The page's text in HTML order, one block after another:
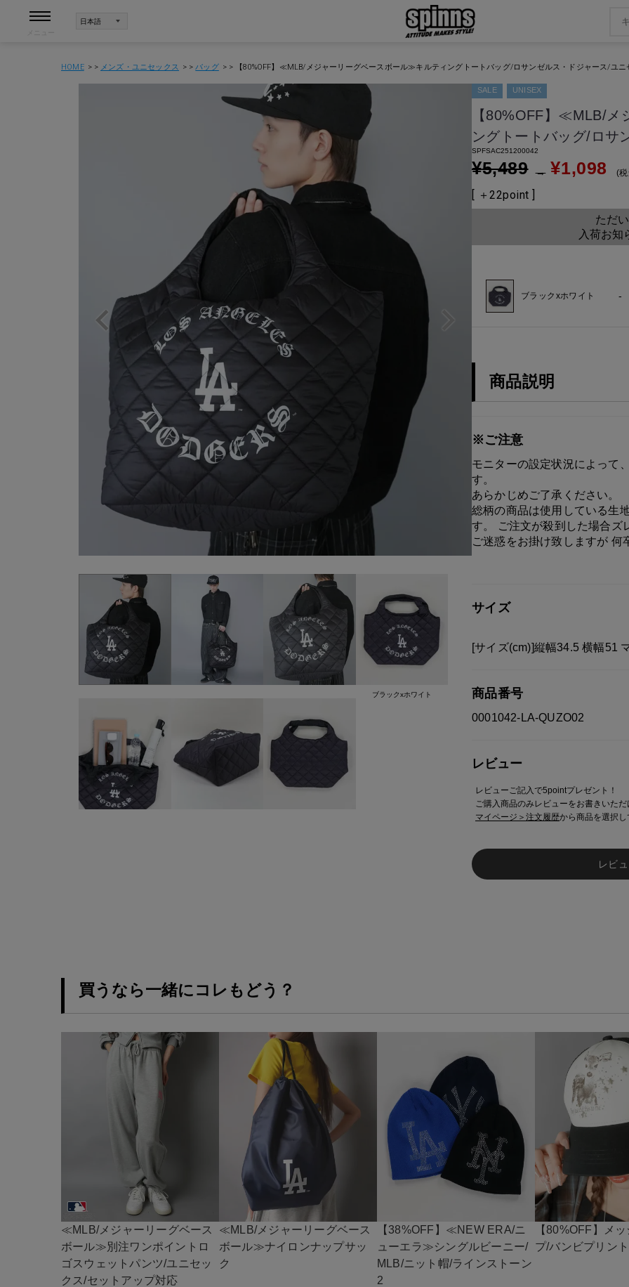
HOME メンズ・ユニセックス バッグ 【80%OFF】≪MLB/メジャーリーグベースボール≫キルティングトートバッグ/ロサンゼルス・ドジャース/ユニ
SALE UNISEX
【80%OFF】≪MLB/
ングトートバッグ/ロサ
SPFSAC251200042
¥5,489 → ¥1,098
[ ＋ 22point ]
ただ
入荷お知
ブラックxホワイト -
商品説明
※ご注意
モニターの設定状況によって
す。
あらかじめご了承ください。
総柄の商品は使用している生
す。 ご注文が殺到した場合ズ
ご迷惑をお掛け致しますが 何
サイズ
[サイズ(cm)]縦幅34.5 横幅51
商品番号
0001042-LA-QUZO02
レビュー
レビューご記入で5pointプレゼント！
ご購入商品のみレビューをお書きいた
マイページ＞注文履歴から商品を選択
レビ
ブラックxホワイト
買うなら一緒にコレもどう？
≪MLB/メジャーリーグベース
ボール≫別注ワンポイントロ
ゴスウェットパンツ/ユニセッ
クス/セットアップ対応
≪MLB/メジャーリーグベース
ボール≫ナイロンナップサッ
ク
【38%OFF】≪NEW ERA/ニ
ューエラ≫シングルビーニー/
MLB/ニット帽/ラインストーン
2
【80%OFF】メ
プ/バンビプリント